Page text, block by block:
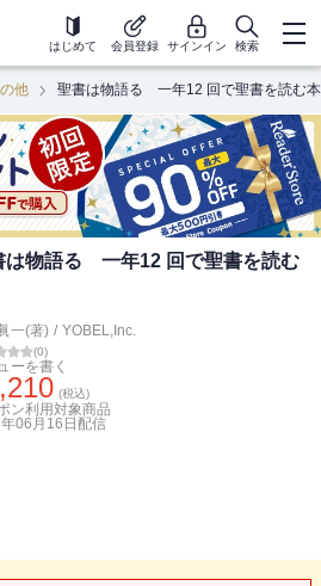
はじめて 会員登録 サインイン 検索
他 聖書は物語る 一年12 回で聖書を読む本
は物語る 一年12 回で聖書を読む
一(著) / YOBEL,Inc.
(0)
ーを書く
(税込)
ン利用対象商品
06月16日 配信